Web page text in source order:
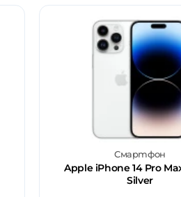
Смартфон
Apple iPhone 14 Pro
Silver